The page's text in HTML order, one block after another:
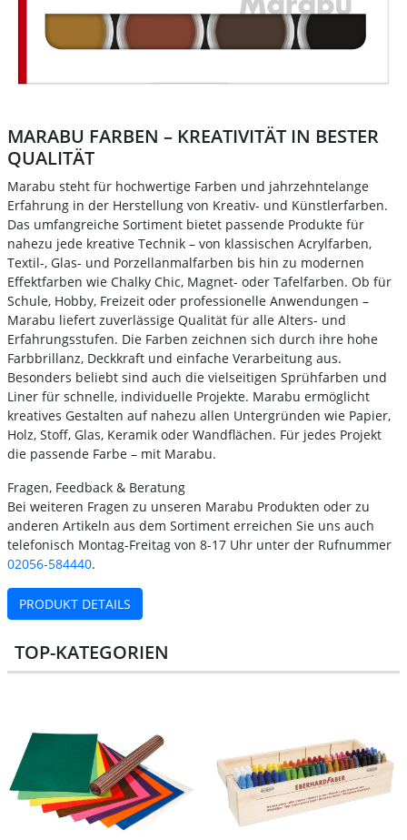
MARABU FARBEN – KREATIVITÄT IN BESTER
QUALITÄT
Marabu steht für hochwertige Farben und jahrzehntelange
Erfahrung in der Herstellung von Kreativ- und Künstlerfarben.
Das umfangreiche Sortiment bietet passende Produkte für
nahezu jede kreative Technik – von klassischen Acrylfarben,
Textil-, Glas- und Porzellanmalfarben bis hin zu modernen
Effektfarben wie Chalky Chic, Magnet- oder Tafelfarben. Ob für
Schule, Hobby, Freizeit oder professionelle Anwendungen –
Marabu liefert zuverlässige Qualität für alle Alters- und
Erfahrungsstufen. Die Farben zeichnen sich durch ihre hohe
Farbbrillanz, Deckkraft und einfache Verarbeitung aus.
Besonders beliebt sind auch die vielseitigen Sprühfarben und
Liner für schnelle, individuelle Projekte. Marabu ermöglicht
kreatives Gestalten auf nahezu allen Untergründen wie Papier,
Holz, Stoff, Glas, Keramik oder Wandflächen. Für jedes Projekt
die passende Farbe – mit Marabu.
Fragen, Feedback & Beratung
Bei weiteren Fragen zu unseren Marabu Produkten oder zu
anderen Artikeln aus dem Sortiment erreichen Sie uns auch
telefonisch Montag-Freitag von 8-17 Uhr unter der Rufnummer
02056-584440.
PRODUKT DETAILS
TOP-KATEGORIEN